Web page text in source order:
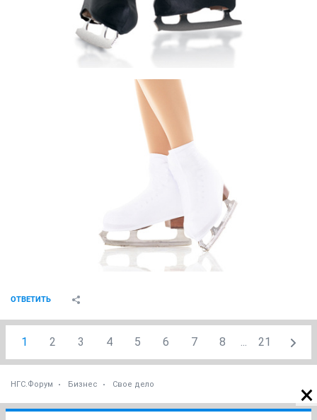
ОТВЕТИТЬ
1 2 3 4 5 6 7 8 ... 21
НГС.Форум Бизнес Свое дело